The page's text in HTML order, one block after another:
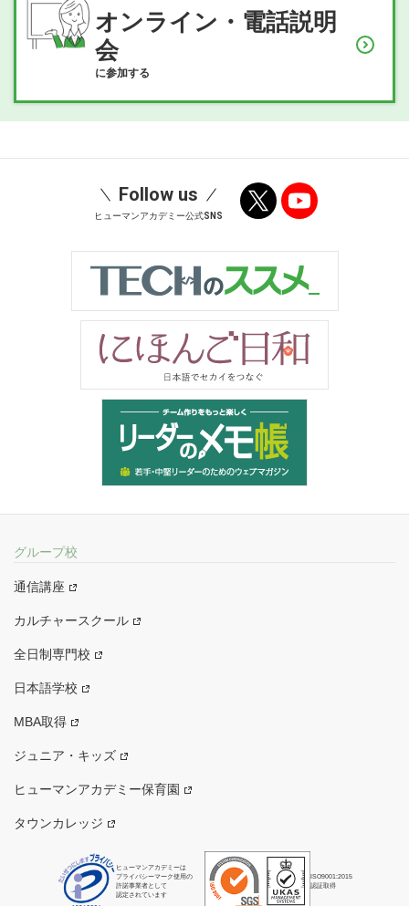
オンライン・電話説明
会
に参加する
Follow us
ヒューマンアカデミー公式SNS
グループ校
通信講座
カルチャースクール
全日制専門校
日本語学校
MBA取得
ジュニア・キッズ
ヒューマンアカデミー保育園
タウンカレッジ
ヒューマンアカデミーは
プライバシーマーク使用の
許諾事業者として
認定されています
ISO9001:2015
認証取得